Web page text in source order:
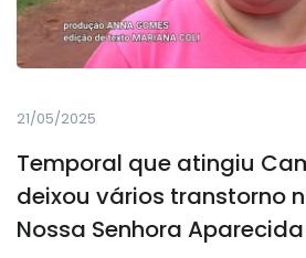
21/05/2025
Temporal que atingiu
deixou vários transtorno
Nossa Senhora Aparecida